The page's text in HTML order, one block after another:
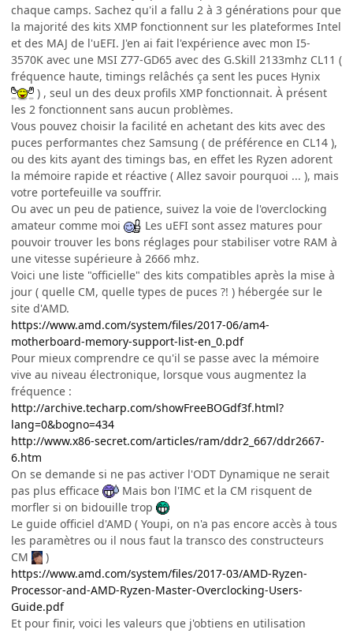
chaque camps. Sachez qu'il a fallu 2 à 3 générations pour que
la majorité des kits XMP fonctionnent sur les plateformes Intel
et des MAJ de l'uEFI. J'en ai fait l'expérience avec mon I5-
3570K avec une MSI Z77-GD65 avec des G.Skill 2133mhz CL11 (
fréquence haute, timings relâchés ça sent les puces Hynix
) , seul un des deux profils XMP fonctionnait. À présent
les 2 fonctionnent sans aucun problèmes.
Vous pouvez choisir la facilité en achetant des kits avec des
puces performantes chez Samsung ( de préférence en CL14 ),
ou des kits ayant des timings bas, en effet les Ryzen adorent
la mémoire rapide et réactive ( Allez savoir pourquoi ... ), mais
votre portefeuille va souffrir.
Ou avec un peu de patience, suivez la voie de l'overclocking
amateur comme moi
Les uEFI sont assez matures pour
pouvoir trouver les bons réglages pour stabiliser votre RAM à
une vitesse supérieure à 2666 mhz.
Voici une liste "officielle" des kits compatibles après la mise à
jour ( quelle CM, quelle types de puces ?! ) hébergée sur le
site d'AMD.
https://www.amd.com/system/files/2017-06/am4-
motherboard-memory-support-list-en_0.pdf
Pour mieux comprendre ce qu'il se passe avec la mémoire
vive au niveau électronique, lorsque vous augmentez la
fréquence :
http://archive.techarp.com/showFreeBOGdf3f.html?
lang=0&bogno=434
http://www.x86-secret.com/articles/ram/ddr2_667/ddr2667-
6.htm
On se demande si ne pas activer l'ODT Dynamique ne serait
pas plus efficace
Mais bon l'IMC et la CM risquent de
morfler si on bidouille trop
Le guide officiel d'AMD ( Youpi, on n'a pas encore accès à tous
les paramètres ou il nous faut la transco des constructeurs
CM
)
https://www.amd.com/system/files/2017-03/AMD-Ryzen-
Processor-and-AMD-Ryzen-Master-Overclocking-Users-
Guide.pdf
Et pour finir, voici les valeurs que j'obtiens en utilisation